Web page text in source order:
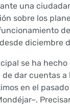
una
sobre los
diciembre
se ha hecho
dar cuentas a
en el